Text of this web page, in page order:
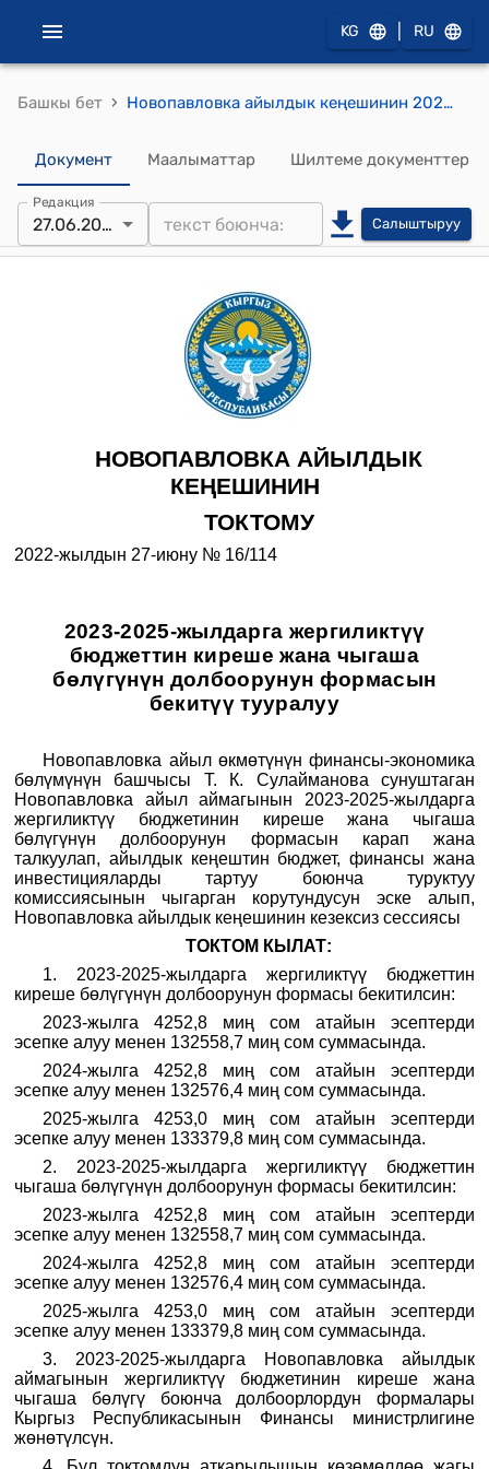
KG RU
Башкы бет › Новопавловка айылдык кеңешинин 2022-жылдын 27-июну № 16/114 "2023-2025-жылдарга жергиликтүү бюджеттин киреше жана чыгаша бөлүгүнүн долбоорунун формасын бекитүү тууралуу" токтому
Документ Маалыматтар Шилтеме документтер
Редакция
27.06.2022 Салыштыруу